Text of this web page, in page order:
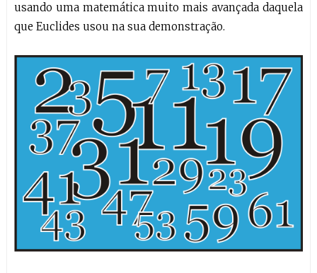
usando uma matemática muito mais avançada daquela
que Euclides usou na sua demonstração.